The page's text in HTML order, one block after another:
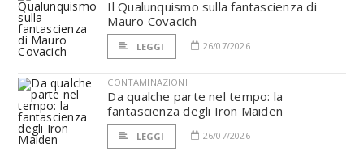
Il Qualunquismo sulla fantascienza di
Mauro Covacich
LEGGI 26/07/2026
CONTAMINAZIONI
Da qualche parte nel tempo: la
fantascienza degli Iron Maiden
LEGGI 26/07/2026